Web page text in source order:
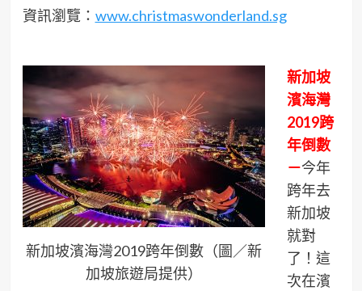
資訊瀏覽： www.christmaswonderland.sg
新加坡濱海灣2019跨年倒數（圖／新
加坡旅遊局提供）
新加坡
濱海灣
2019跨
年倒數
－今年
跨年去
新加坡
就對
了！這
次在濱